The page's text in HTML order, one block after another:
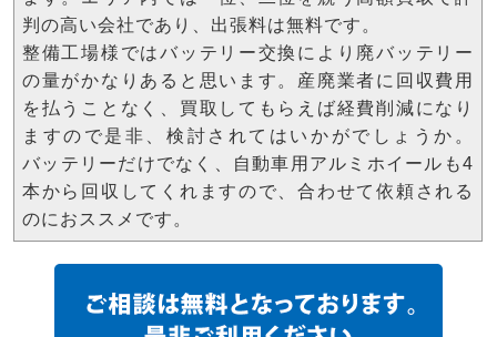
判の高い会社であり、出張料は無料です。
整備工場様ではバッテリー交換により廃バッテリー
の量がかなりあると思います。産廃業者に回収費用
を払うことなく、買取してもらえば経費削減になり
ますので是非、検討されてはいかがでしょうか。
バッテリーだけでなく、自動車用アルミホイールも4
本から回収してくれますので、合わせて依頼される
のにおススメです。